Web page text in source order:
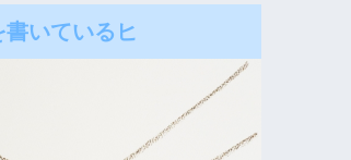
いているヒ